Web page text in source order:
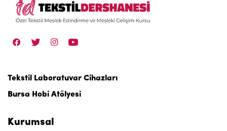
Tekstil Laboratuvar Cihazları
Bursa Hobi Atölyesi
Kurumsal